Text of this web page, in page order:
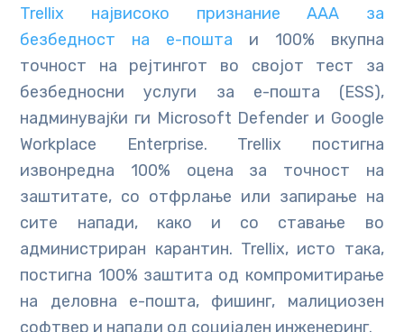
Trellix највисоко признание ААА за
безбедност на е-пошта и 100% вкупна
точност на рејтингот во својот тест за
безбедносни услуги за е-пошта (ESS),
надминувајќи ги Microsoft Defender и Google
Workplace Enterprise. Trellix постигна
извонредна 100% оцена за точност на
заштитате, со отфрлање или запирање на
сите напади, како и со ставање во
администриран карантин. Trellix, исто така,
постигна 100% заштита од компромитирање
на деловна е-пошта, фишинг, малициозен
софтвер и напади од социјален инженеринг.